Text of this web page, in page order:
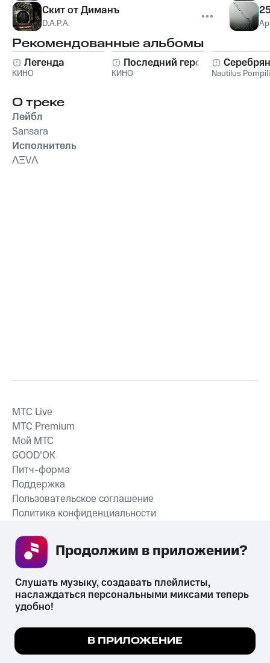
Скит от Диманъ
D.A.P.A.
Рекомендованные альбомы
Легенда
КИНО
Последний герой
КИНО Nautilus
О треке
Лейбл
Sansara
Исполнитель
ɅΞVɅ
СКАЧАТЬ ПРИЛОЖЕНИЕ
MTС Live
MTС Premium
Мой МТС
GOOD’OK
Питч-форма
Поддержка
Пользовательское соглашение
Политика конфиденциальности
психотропных веществ, их аналогов причиняет вред здоровью,
их незаконный оборот запрещён и влечёт установленную
законодательством ответственность.
Мы используем куки, чтобы на сайте все
Подробнее
Слушать музыку, создавать плейлисты,
наслаждаться персональными миксами теперь
удобно!
В ПРИЛОЖЕНИЕ